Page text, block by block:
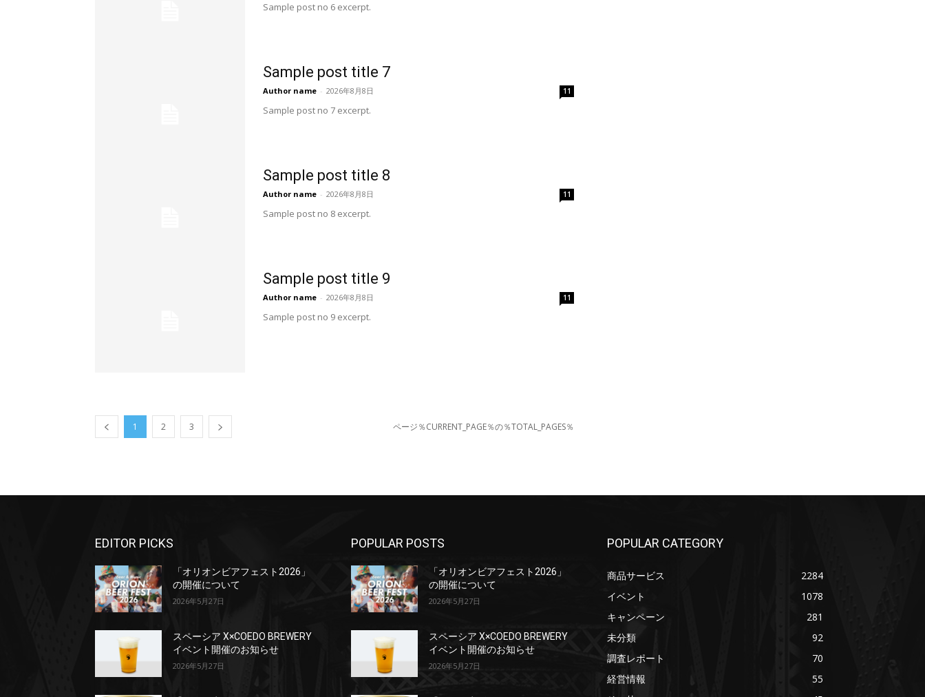
Sample post no 6 excerpt.
Sample post title 7
Author name - 2026年8月8日 11
Sample post no 7 excerpt.
Sample post title 8
Author name - 2026年8月8日 11
Sample post no 8 excerpt.
Sample post title 9
Author name - 2026年8月8日 11
Sample post no 9 excerpt.
1 2 3 ページ％CURRENT_PAGE％の％TOTAL_PAGES％
EDITOR PICKS
「オリオンビアフェスト2026」
の開催について
2026年5月27日
スペーシア X×COEDO BREWERY
イベント開催のお知らせ
2026年5月27日
POPULAR POSTS
「オリオンビアフェスト2026」
の開催について
2026年5月27日
スペーシア X×COEDO BREWERY
イベント開催のお知らせ
2026年5月27日
POPULAR CATEGORY
商品サービス
2284
イベント
1078
キャンペーン
281
未分類
92
調査レポート
70
経営情報
55